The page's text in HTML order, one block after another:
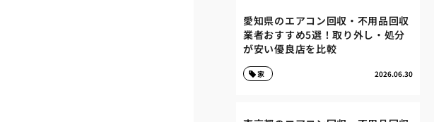
愛知県のエアコン回収・不用品回収
業者おすすめ5選！取り外し・処分
が安い優良店を比較
2026.06.30
家